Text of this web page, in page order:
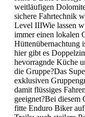
weitläufigen
sichere Fahrtechnik
Level IIIWie lassen
immer einen lokalen
Hüttenübernachtung
hier gibt es
hevorragnde Küche
die Gruppe?Das
exklusiven
damit flüssiges
geeignet?Bei
fitte Enduro Biker